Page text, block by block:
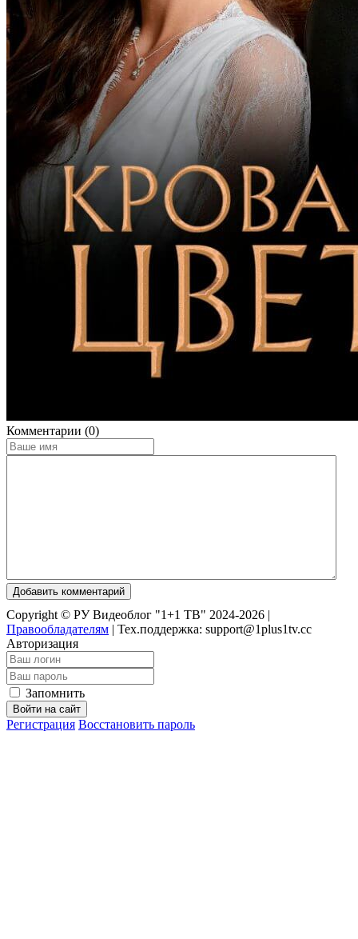
Комментарии (0)
Добавить комментарий
Copyright © РУ Видеоблог "1+1 ТВ" 2024-2026 |
Правообладателям | Тех.поддержка: support@1plus1tv.cc
Авторизация
Запомнить
Войти на сайт
Регистрация Восстановить пароль